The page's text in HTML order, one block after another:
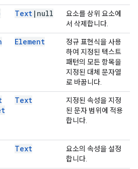
Text | null
요소를 상위 요소에
서 삭제합니다.
Element
정규 표현식을 사용
하여 지정된 텍스트
패턴의 모든 항목을
지정된 대체 문자열
로 바꿉니다.
Text
지정된 속성을 지정
된 문자 범위에 적용
합니다.
Text
요소의 속성을 설정
합니다.